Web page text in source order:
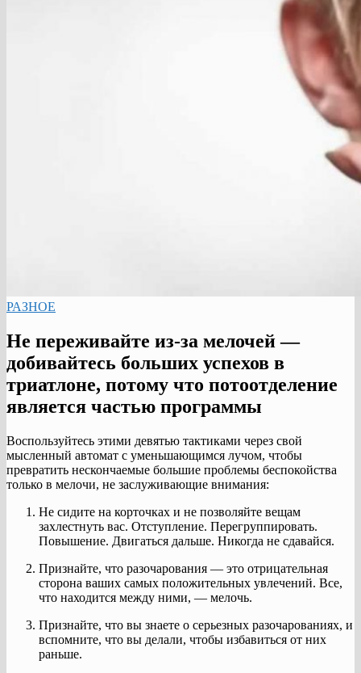
РАЗНОЕ
Не переживайте из-за мелочей —
добивайтесь больших успехов в
триатлоне, потому что потоотделение
является частью программы
Воспользуйтесь этими девятью тактиками через свой
мысленный автомат с уменьшающимся лучом, чтобы
превратить нескончаемые большие проблемы беспокойства
только в мелочи, не заслуживающие внимания:
Не сидите на корточках и не позволяйте вещам
захлестнуть вас. Отступление. Перегруппировать.
Повышение. Двигаться дальше. Никогда не сдавайся.
Признайте, что разочарования — это отрицательная
сторона ваших самых положительных увлечений. Все,
что находится между ними, — мелочь.
Признайте, что вы знаете о серьезных разочарованиях, и
вспомните, что вы делали, чтобы избавиться от них
раньше.